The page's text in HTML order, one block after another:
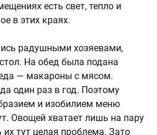
есть свет, тепло и
в этих краях.
радушными хозяевами,
На обед была подана
— макароны с мясом.
один раз в год. Поэтому
и изобилием меню
Овощей хватает лишь на пару
их тут целая проблема. Зато